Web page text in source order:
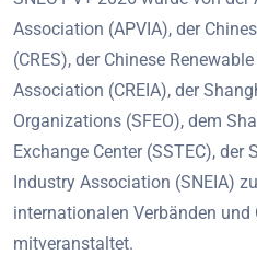
Association (APVIA), der
(CRES), der Chinese
Association (CREIA), der
Organizations (SFEO), dem
Exchange Center (SSTEC), der
Industry Association (SNEIA)
internationalen Verbänden
mitveranstaltet.